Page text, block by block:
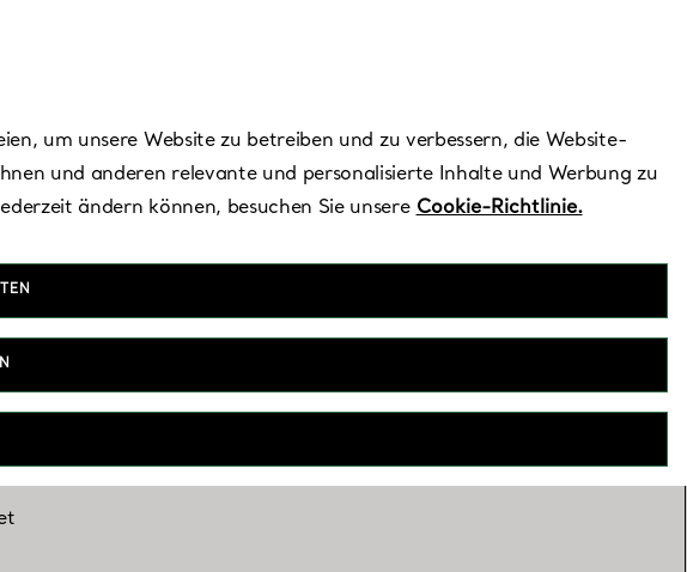
Free
um unsere Website zu betreiben und zu verbessern, die Website-
und anderen relevante und personalisierte Inhalte und Werbung zu
ändern können, besuchen Sie unsere Cookie-Richtlinie.